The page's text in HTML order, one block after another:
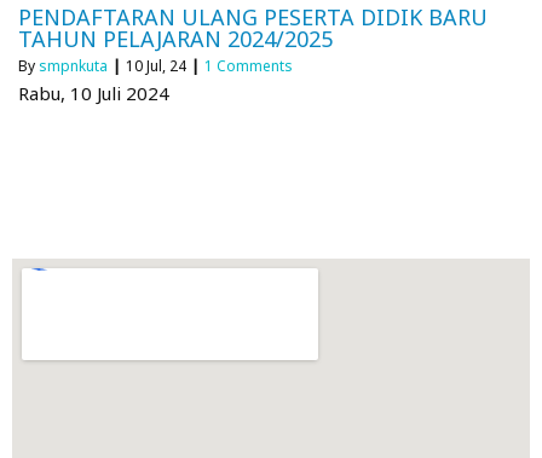
PENDAFTARAN ULANG PESERTA DIDIK BARU
TAHUN PELAJARAN 2024/2025
By smpnkuta | 10Jul, 24 | 1 Comments
Rabu, 10 Juli 2024